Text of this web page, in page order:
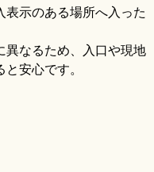
示のある場所へ入った
異なるため、入口や現地
安心です。